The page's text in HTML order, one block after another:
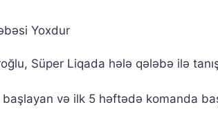
Yoxdur
Süper Liqada hələ qələbə ilə
və ilk 5 həftədə komanda